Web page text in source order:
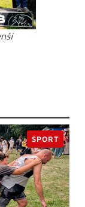
SPORT